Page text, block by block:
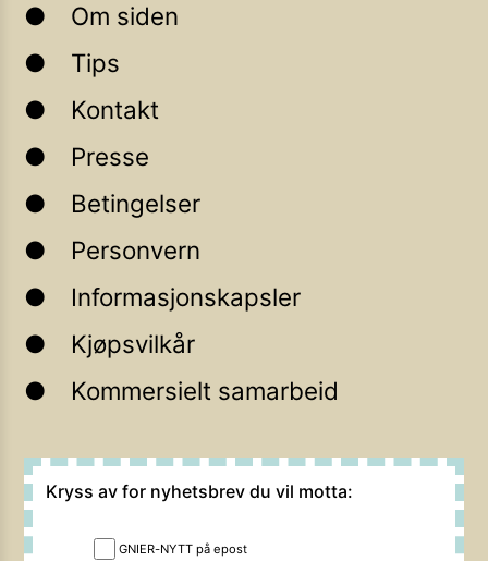
Om siden
Tips
Kontakt
Presse
Betingelser
Personvern
Informasjonskapsler
Kjøpsvilkår
Kommersielt samarbeid
Kryss av for nyhetsbrev du vil motta:
GNIER-NYTT på epost